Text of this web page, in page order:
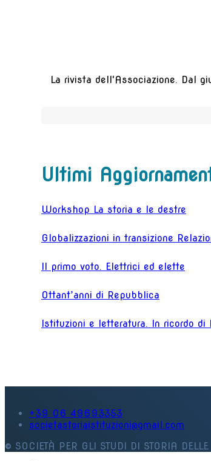
La rivista dell'Associazione. Dal
Ultimi
Workshop La storia e le destre
Globalizzazioni in transizione
Il primo voto. Elettrici ed elette
Ottant’anni di Repubblica
Istituzioni e letteratura. In ricordo di
+39 06 49693353
societastoriaistituzioni@gmail.com
© SOCIETÀ PER GLI STUDI DI STORIA